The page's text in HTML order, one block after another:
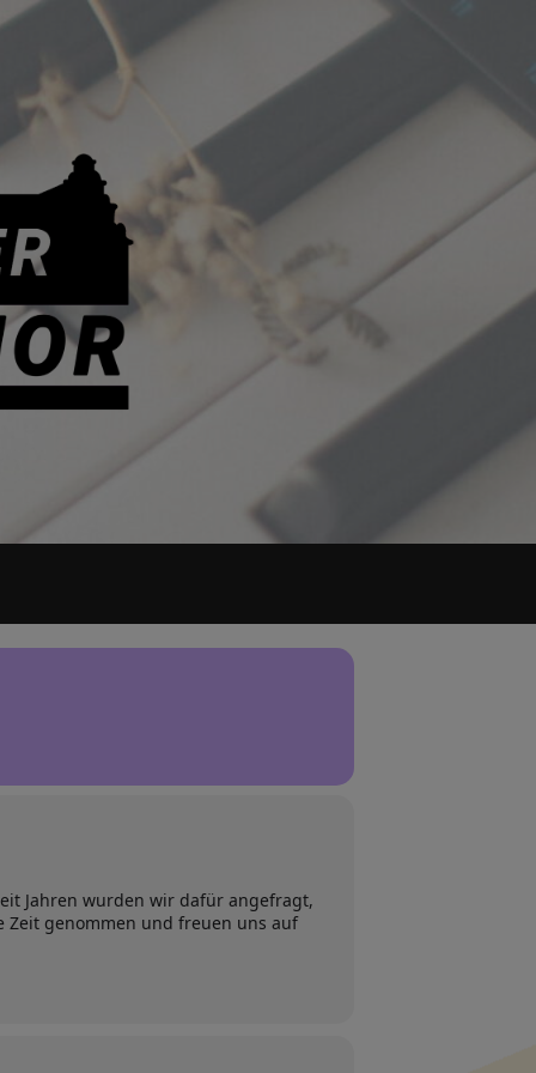
Jahren wurden wir dafür angefragt,
Zeit genommen und freuen uns auf